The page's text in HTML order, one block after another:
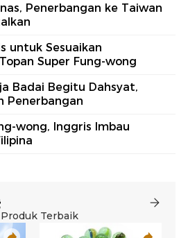
Penerbangan ke Taiwan
untuk Sesuaikan
Super Fung-wong
Badai Begitu Dahsyat,
Penerbangan
wong, Inggris Imbau